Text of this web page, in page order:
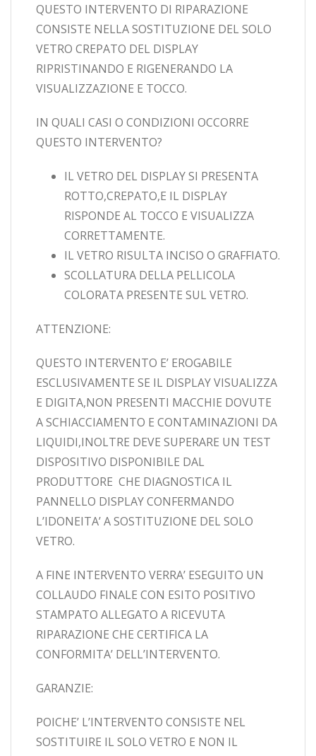
QUESTO INTERVENTO DI RIPARAZIONE
CONSISTE NELLA SOSTITUZIONE DEL SOLO
VETRO CREPATO DEL DISPLAY
RIPRISTINANDO E RIGENERANDO LA
VISUALIZZAZIONE E TOCCO.
IN QUALI CASI O CONDIZIONI OCCORRE
QUESTO INTERVENTO?
IL VETRO DEL DISPLAY SI PRESENTA
ROTTO,CREPATO,E IL DISPLAY
RISPONDE AL TOCCO E VISUALIZZA
CORRETTAMENTE.
IL VETRO RISULTA INCISO O GRAFFIATO.
SCOLLATURA DELLA PELLICOLA
COLORATA PRESENTE SUL VETRO.
ATTENZIONE:
QUESTO INTERVENTO E’ EROGABILE
ESCLUSIVAMENTE SE IL DISPLAY VISUALIZZA
E DIGITA,NON PRESENTI MACCHIE DOVUTE
A SCHIACCIAMENTO E CONTAMINAZIONI DA
LIQUIDI,INOLTRE DEVE SUPERARE UN TEST
DISPOSITIVO DISPONIBILE DAL
PRODUTTORE CHE DIAGNOSTICA IL
PANNELLO DISPLAY CONFERMANDO
L’IDONEITA’ A SOSTITUZIONE DEL SOLO
VETRO.
A FINE INTERVENTO VERRA’ ESEGUITO UN
COLLAUDO FINALE CON ESITO POSITIVO
STAMPATO ALLEGATO A RICEVUTA
RIPARAZIONE CHE CERTIFICA LA
CONFORMITA’ DELL’INTERVENTO.
GARANZIE:
POICHE’ L’INTERVENTO CONSISTE NEL
SOSTITUIRE IL SOLO VETRO E NON IL